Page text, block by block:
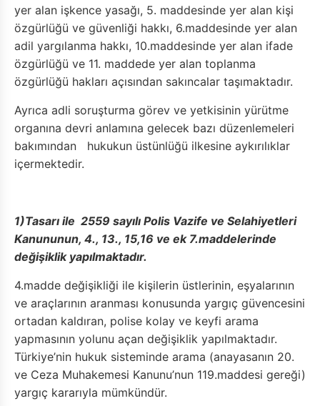
yer alan işkence yasağı, 5. maddesinde yer alan kişi
özgürlüğü ve güvenliği hakkı, 6.maddesinde yer alan
adil yargılanma hakkı, 10.maddesinde yer alan ifade
özgürlüğü ve 11. maddede yer alan toplanma
özgürlüğü hakları açısından sakıncalar taşımaktadır.
Ayrıca adli soruşturma görev ve yetkisinin yürütme
organına devri anlamına gelecek bazı düzenlemeleri
bakımından hukukun üstünlüğü ilkesine aykırılıklar
içermektedir.
1)Tasarı ile 2559 sayılı Polis Vazife ve Selahiyetleri
Kanununun, 4., 13., 15,16 ve ek 7.maddelerinde
değişiklik yapılmaktadır.
4.madde değişikliği ile kişilerin üstlerinin, eşyalarının
ve araçlarının aranması konusunda yargıç güvencesini
ortadan kaldıran, polise kolay ve keyfi arama
yapmasının yolunu açan değişiklik yapılmaktadır.
Türkiye’nin hukuk sisteminde arama (anayasanın 20.
ve Ceza Muhakemesi Kanunu’nun 119.maddesi gereği)
yargıç kararıyla mümkündür.